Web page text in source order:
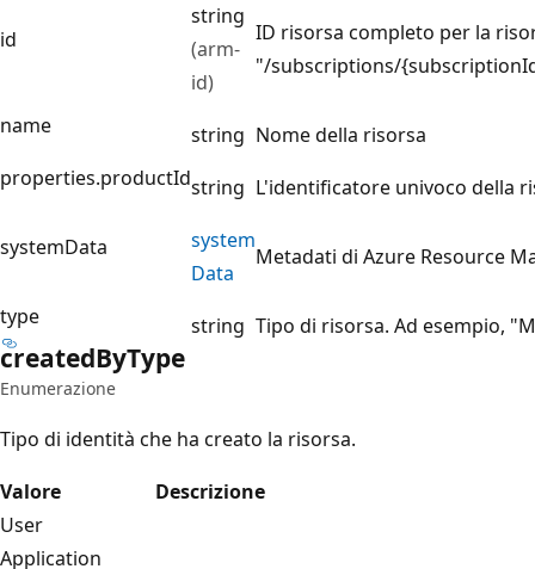
id
string
(arm-
id)
ID risorsa completo per la
"/subscriptions/
name string Nome della risorsa
properties.productIdstring L'identificatore univoco della
systemData
system
Data
Metadati di Azure Resource
type string Tipo di risorsa. Ad esempio,
createdByType
Enumerazione
Tipo di identità che ha creato la risorsa.
Valore
Descrizione
User
Application